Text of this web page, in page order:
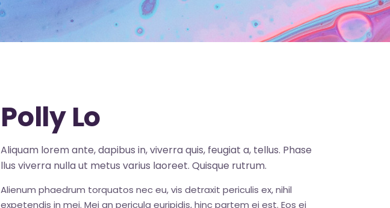
Polly Lo
Aliquam lorem ante, dapibus in, viverra quis, feugiat a, tellus. Phase
llus viverra nulla ut metus varius laoreet. Quisque rutrum.
Alienum phaedrum torquatos nec eu, vis detraxit periculis ex, nihil
expetendis in mei. Mei an pericula euripidis, hinc partem ei est. Eos ei